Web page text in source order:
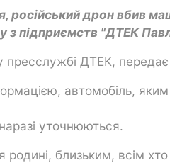
російський дрон вбив
підприємств "ДТЕК
пресслужбі ДТЕК, передає
автомобіль,
уточнюються.
родині, близьким, всім